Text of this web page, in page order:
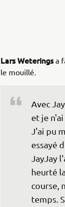
Lars Weteringsa
le mouillé.
Avec
et je
J'ai pu
essayé
JayJay
heurté
course,
temps.